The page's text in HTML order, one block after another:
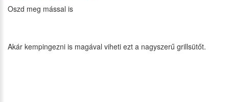
Oszd meg mással is
Akár kempingezni is magával viheti ezt a nagyszerű grillsütőt.